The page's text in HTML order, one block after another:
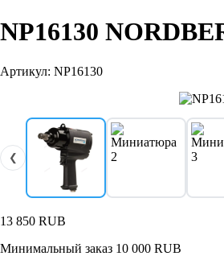
NP16130
Артикул: NP16130
❮
13 850 RUB
Минимальный заказ 10 000 RUB